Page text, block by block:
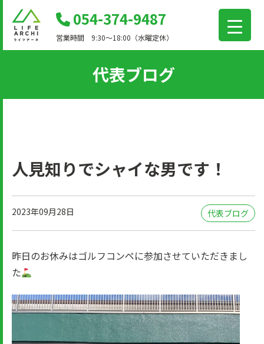
054-374-9487
営業時間 9:30～18:00（水曜定休）
代表ブログ
人見知りでシャイな男です！
2023年09月28日 代表ブログ
昨日のお休みはゴルフコンペに参加させていただきまし
た